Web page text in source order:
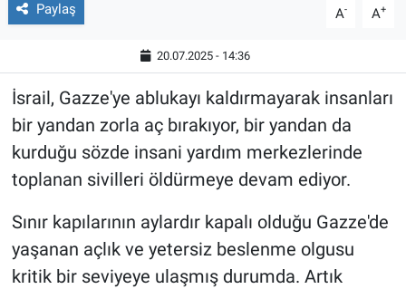
Paylaş A- A+
20.07.2025 - 14:36
İsrail, Gazze'ye ablukayı kaldırmayarak insanları
bir yandan zorla aç bırakıyor, bir yandan da
kurduğu sözde insani yardım merkezlerinde
toplanan sivilleri öldürmeye devam ediyor.
Sınır kapılarının aylardır kapalı olduğu Gazze'de
yaşanan açlık ve yetersiz beslenme olgusu
kritik bir seviyeye ulaşmış durumda. Artık